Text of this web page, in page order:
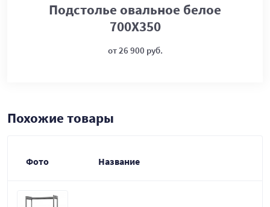
Подстолье овальное белое
700Х350
от 26 900 руб.
Похожие товары
Фото Название